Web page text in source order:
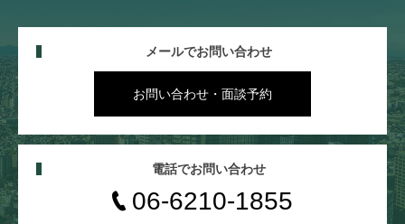
メールでお問い合わせ
お問い合わせ・面談予約
電話でお問い合わせ
06-6210-1855